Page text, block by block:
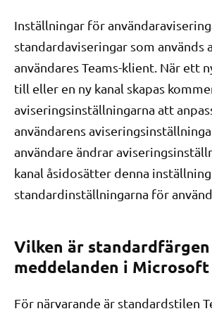
Inställningar för
standardaviseringar som används
användares Teams-klient. När ett
till eller en ny kanal skapas
aviseringsinställningarna att
användarens
användare ändrar
kanal åsidosätter denna inställning
standardinställningarna för
Vilken är
meddelanden i Microsoft
För närvarande är standardstilen